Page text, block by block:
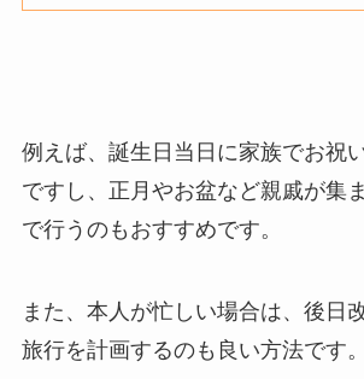
例えば、誕生日当日に家族でお祝
ですし、正月やお盆など親戚が集
で行うのもおすすめです。
また、本人が忙しい場合は、後日
旅行を計画するのも良い方法です。